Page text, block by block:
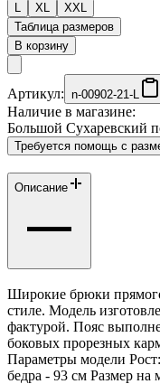
L XL
XXL
Таблица размеров
В корзину
Артикул: n-00902-21-L
Наличие в магазине:
Большой Сухаревский
Требуется помощь с
Описание
Широкие брюки
стиле. Модель
фактурой. Пояс
боковых прорезных
Параметры модели
бедра - 93 см Размер на